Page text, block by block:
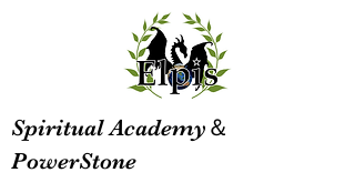
Spiritual Academy＆
PowerStone